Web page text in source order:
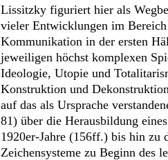
Lissitzky figuriert hier als
vieler Entwicklungen im
Kommunikation in der ersten
jeweiligen höchst komplexen
Ideologie, Utopie und
Konstruktion und
auf das als Ursprache
81) über die Herausbildung
1920er-Jahre (156ff.) bis hin zu
Zeichensysteme zu Beginn des